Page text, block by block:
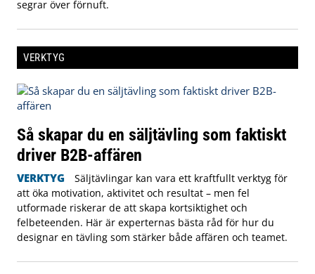
segrar över förnuft.
VERKTYG
Så skapar du en säljtävling som faktiskt
driver B2B-affären
VERKTYG
Säljtävlingar kan vara ett kraftfullt verktyg för
att öka motivation, aktivitet och resultat – men fel
utformade riskerar de att skapa kortsiktighet och
felbeteenden. Här är experternas bästa råd för hur du
designar en tävling som stärker både affären och teamet.